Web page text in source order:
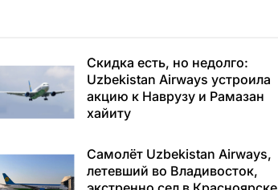
Скидка есть, но недолго:
Uzbekistan Airways устроила
акцию к Наврузу и Рамазан
хайиту
Самолёт Uzbekistan Airways,
летевший во Владивосток,